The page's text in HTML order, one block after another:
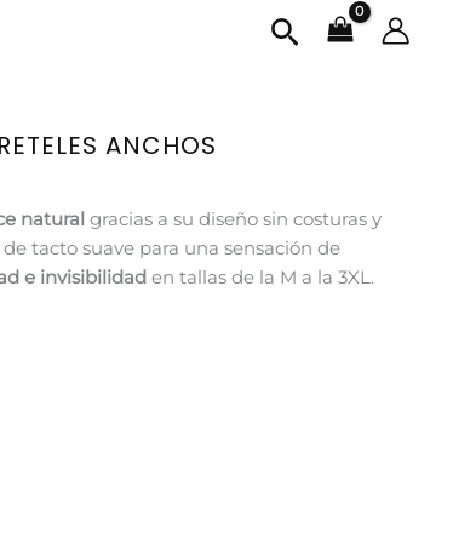
Buscar
ANCHOS
natural gracias a su diseño sin costuras y
tacto suave para una sensación de
e invisibilidad en tallas de la M a la 3XL.